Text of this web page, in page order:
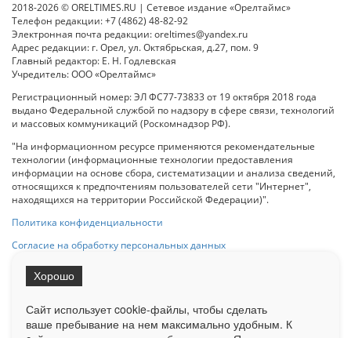
2018-2026 © ORELTIMES.RU | Сетевое издание «Орелтаймс»
Телефон редакции: +7 (4862) 48-82-92
Электронная почта редакции: oreltimes@yandex.ru
Адрес редакции: г. Орел, ул. Октябрьская, д.27, пом. 9
Главный редактор: Е. Н. Годлевская
Учредитель: ООО «Орелтаймс»
Регистрационный номер: ЭЛ ФС77-73833 от 19 октября 2018 года
выдано Федеральной службой по надзору в сфере связи, технологий
и массовых коммуникаций (Роскомнадзор РФ).
"На информационном ресурсе применяются рекомендательные
технологии (информационные технологии предоставления
информации на основе сбора, систематизации и анализа сведений,
относящихся к предпочтениям пользователей сети "Интернет",
находящихся на территории Российской Федерации)".
Политика конфиденциальности
Согласие на обработку персональных данных
При использовании любого материала с данного сайта гипер-ссылка
на Сетевое издание «ОрелТаймс» обязательна.
Сайт использует cookie-файлы, чтобы сделать
ваше пребывание на нем максимально удобным. К
Хорошо